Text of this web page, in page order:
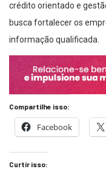
crédito orientado e
busca fortalecer os
informação qualificada.
Compartilhe isso:
Facebook
Curtir isso: